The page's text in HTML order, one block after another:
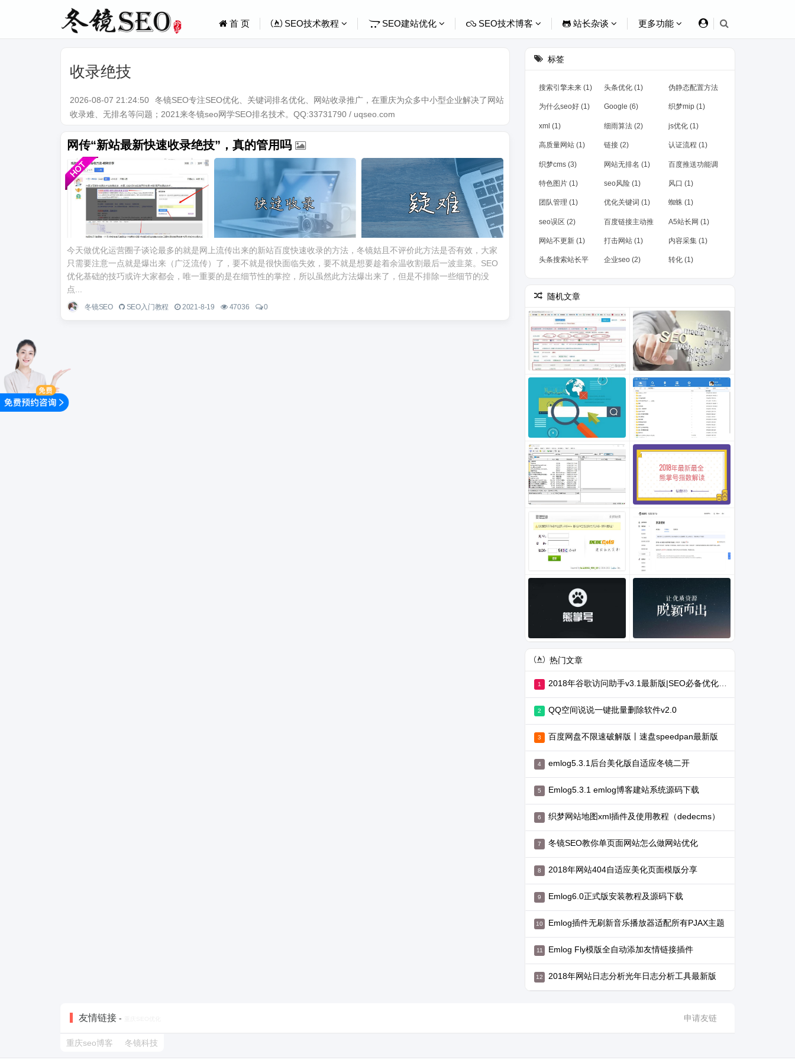
首 页 SEO技术教程 SEO建站优化 SEO技术博客 站长杂谈 更多功能
收录绝技
2026-08-07 21:24:50
冬镜SEO专注SEO优化、关键词排名优化、网站收录推广，在重庆为众多中小型企业解决了网站
收录难、无排名等问题；2021来冬镜seo网学SEO排名技术。QQ:33731790 / uqseo.com
网传“新站最新快速收录绝技”，真的管用吗
今天做优化运营圈子谈论最多的就是网上流传出来的新站百度快速收录的方法，冬镜姑且不评价此方法是否有效，大家
只需要注意一点就是爆出来（广泛流传）了，要不就是很快面临失效，要不就是想要趁着余温收割最后一波韭菜。SEO
优化基础的技巧或许大家都会，唯一重要的是在细节性的掌控，所以虽然此方法爆出来了，但是不排除一些细节的没
点...
冬镜SEO SEO入门教程 2021-8-19 47036 0
标签
搜索引擎未来 (1) 头条优化 (1) 伪静态配置方法
(1)
为什么seo好 (1) Google (6) 织梦mip (1)
xml (1) 细雨算法 (2) js优化 (1)
高质量网站 (1) 链接 (2) 认证流程 (1)
织梦cms (3) 网站无排名 (1) 百度推送功能调
整 (1)
特色图片 (1) seo风险 (1) 风口 (1)
团队管理 (1) 优化关键词 (1) 蜘蛛 (1)
seo误区 (2) 百度链接主动推
送 (1)
A5站长网 (1)
网站不更新 (1) 打击网站 (1) 内容采集 (1)
头条搜索站长平 企业seo (2) 转化 (1)
随机文章
热门文章
2018年谷歌访问助手v3.1最新版|SEO必备优化工具
QQ空间说说一键批量删除软件v2.0
百度网盘不限速破解版丨速盘speedpan最新版
emlog5.3.1后台美化版自适应冬镜二开
Emlog5.3.1 emlog博客建站系统源码下载
织梦网站地图xml插件及使用教程（dedecms）
冬镜SEO教你单页面网站怎么做网站优化
2018年网站404自适应美化页面模版分享
Emlog6.0正式版安装教程及源码下载
Emlog插件无刷新音乐播放器适配所有PJAX主题
Emlog Fly模版全自动添加友情链接插件
2018年网站日志分析光年日志分析工具最新版
友情链接 - 申请友链
重庆seo博客 冬镜科技